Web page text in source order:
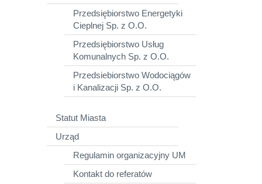
Przedsiębiorstwo Energetyki
Cieplnej Sp. z O.O.
Przedsiębiorstwo Usług
Komunalnych Sp. z O.O.
Przedsiebiorstwo Wodociągów
i Kanalizacji Sp. z O.O.
Statut Miasta
Urząd
Regulamin organizacyjny UM
Kontakt do referatów